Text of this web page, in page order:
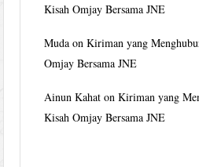
Kisah Omjay Bersama JNE
Muda onKiriman yang
Omjay Bersama JNE
Ainun Kahat onKiriman yang
Kisah Omjay Bersama JNE